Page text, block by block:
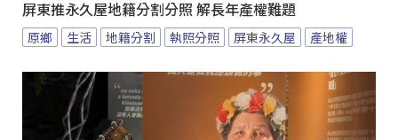
屏東推永久屋地籍分割分照 解長年產權難題
原鄉 生活 地籍分割 執照分照 屏東永久屋 產地權